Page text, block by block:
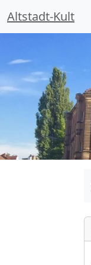
Altstadt-Kult